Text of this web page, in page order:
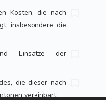
Kosten, die nach
insbesondere die
Einsätze der
die dieser nach
vereinbart;